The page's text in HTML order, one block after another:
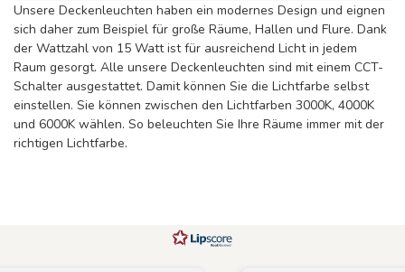
Unsere Deckenleuchten haben ein modernes Design und eignen
sich daher zum Beispiel für große Räume, Hallen und Flure. Dank
der Wattzahl von 15 Watt ist für ausreichend Licht in jedem
Raum gesorgt. Alle unsere Deckenleuchten sind mit einem CCT-
Schalter ausgestattet. Damit können Sie die Lichtfarbe selbst
einstellen. Sie können zwischen den Lichtfarben 3000K, 4000K
und 6000K wählen. So beleuchten Sie Ihre Räume immer mit der
richtigen Lichtfarbe.